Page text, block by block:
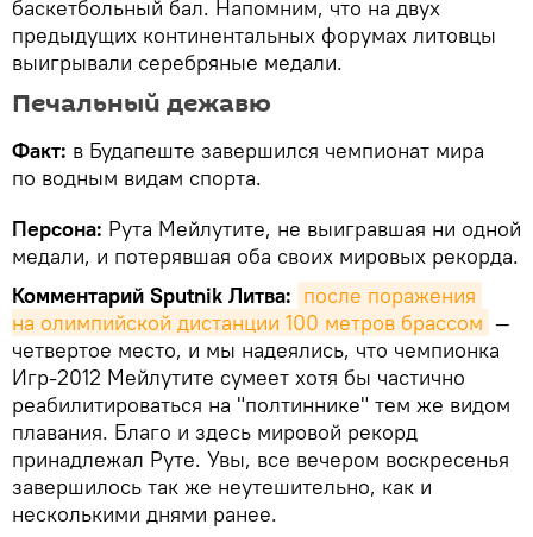
баскетбольный бал. Напомним, что на двух
предыдущих континентальных форумах литовцы
выигрывали серебряные медали.
Печальный дежавю
Факт: в Будапеште завершился чемпионат мира
по водным видам спорта.
Персона: Рута Мейлутите, не выигравшая ни одной
медали, и потерявшая оба своих мировых рекорда.
Комментарий Sputnik Литва: после поражения
на олимпийской дистанции 100 метров брассом —
четвертое место, и мы надеялись, что чемпионка
Игр-2012 Мейлутите сумеет хотя бы частично
реабилитироваться на "полтиннике" тем же видом
плавания. Благо и здесь мировой рекорд
принадлежал Руте. Увы, все вечером воскресенья
завершилось так же неутешительно, как и
несколькими днями ранее.